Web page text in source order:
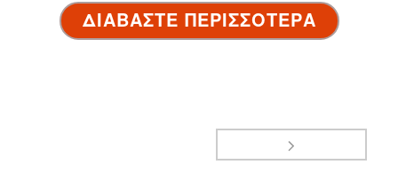
ΔΙΑΒΑΣΤΕ ΠΕΡΙΣΣΟΤΕΡΑ